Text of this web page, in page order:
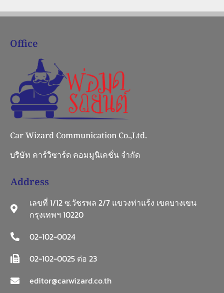
Office
Car Wizard Communication Co.,Ltd.
บริษัท คาร์วิซาร์ด คอมมูนิเคชั่น จำกัด
Address
เลขที่ 1/12 ซ.วัชรพล 2/7 แขวงท่าแร้ง เขตบางเขน
กรุงเทพฯ 10220
02-102-0024
02-102-0025 ต่อ 23
editor@carwizard.co.th